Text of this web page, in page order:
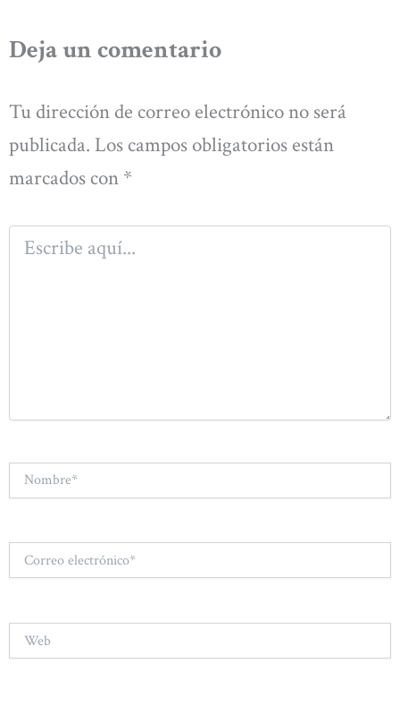
Deja un comentario
Tu dirección de correo electrónico no será
publicada. Los campos obligatorios están
marcados con *
aquí...
electrónico*